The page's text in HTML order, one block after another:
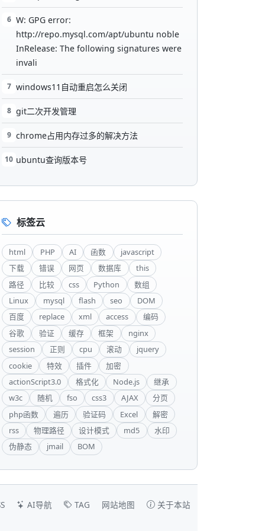
6 W: GPG error:
http://repo.mysql.com/apt/ubuntu noble
InRelease: The following signatures were
invali
7 windows11自动重启怎么关闭
8 git二次开发管理
9 chrome占用内存过多的解决方法
10 ubuntu查询版本号
标签云
html PHP AI 函数
javascript
下载
错误 网页 数据库
this
路径
比较 css Python
数组
Linux
mysql flash seo
DOM
百度
replace xml access
编码
谷歌
验证 缓存 框架
nginx
session
正则 cpu 滚动
jquery
cookie
特效 插件
加密
actionScript3.0
格式化 Node.js
继承
w3c
随机 fso css3 AJAX
分页
php函数
遍历 验证码 Excel
解密
rss
物理路径 设计模式 md5
水印
伪静态
jmail BOM
AI导航 TAG 网站地图 关于本站